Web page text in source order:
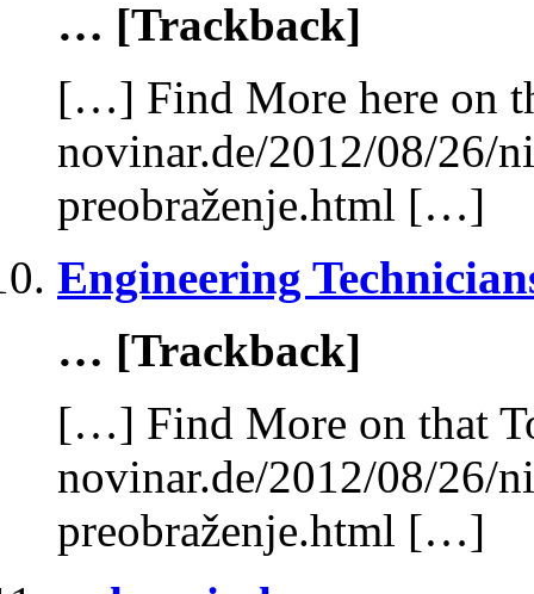
… [Trackback]
[…] Find More here on
novinar.de/2012/08/26/
preobraženje.html […]
Engineering
… [Trackback]
[…] Find More on that
novinar.de/2012/08/26/
preobraženje.html […]